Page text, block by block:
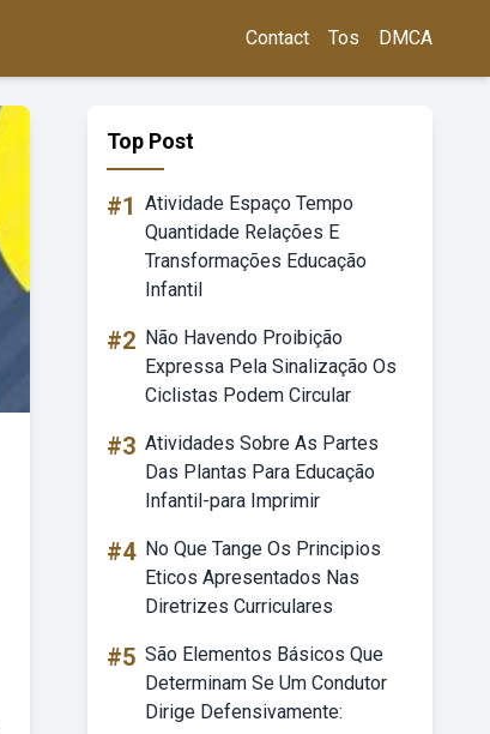
Contact Tos DMCA
Top Post
#1 Atividade Espaço Tempo
Quantidade Relações E
Transformações Educação
Infantil
#2 Não Havendo Proibição
Expressa Pela Sinalização Os
Ciclistas Podem Circular
#3 Atividades Sobre As Partes
Das Plantas Para Educação
Infantil-para Imprimir
#4 No Que Tange Os Principios
Eticos Apresentados Nas
Diretrizes Curriculares
#5 São Elementos Básicos Que
Determinam Se Um Condutor
Dirige Defensivamente: